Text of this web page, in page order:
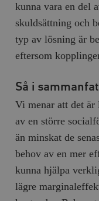
kunna vara en del
skuldsättning och
typ av lösning är
eftersom
Så i
Vi menar att det är
av en större
än minskat de
behov av en mer
kunna hjälpa
lägre